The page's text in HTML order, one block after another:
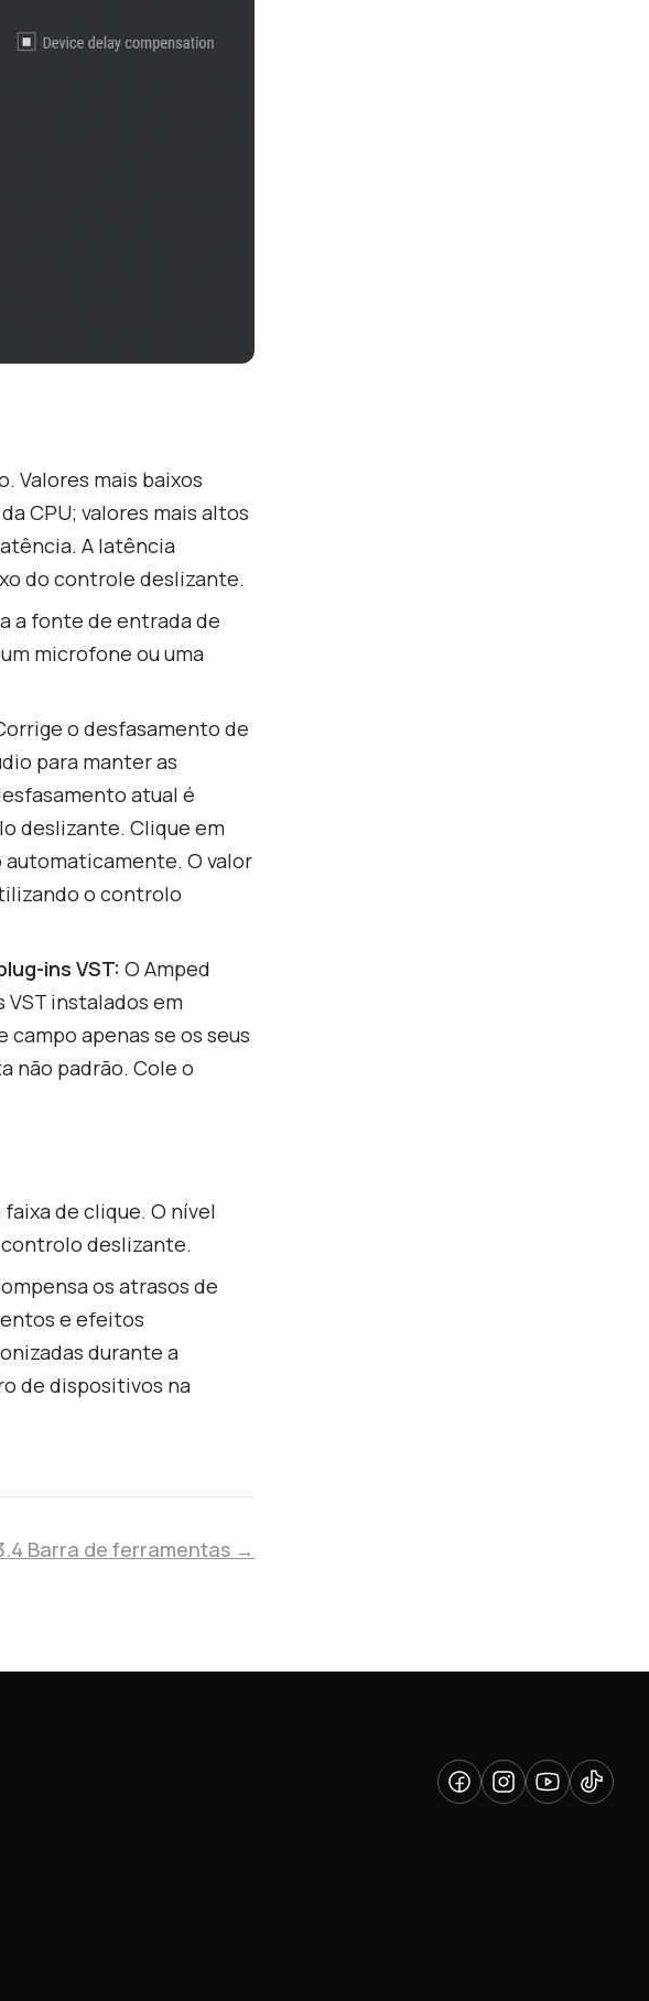
Valores mais baixos
CPU; valores mais altos
A latência
do controle deslizante.
a fonte de entrada de
microfone ou uma
o desfasamento de
para manter as
atual é
deslizante. Clique em
O valor
o controlo
ins VST: O Amped
instalados em
apenas se os seus
não padrão. Cole o
de clique. O nível
deslizante.
os atrasos de
e efeitos
durante a
de dispositivos na
Barra de ferramentas →